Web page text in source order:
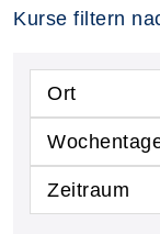
Kurse filtern
Ort
Zeitraum